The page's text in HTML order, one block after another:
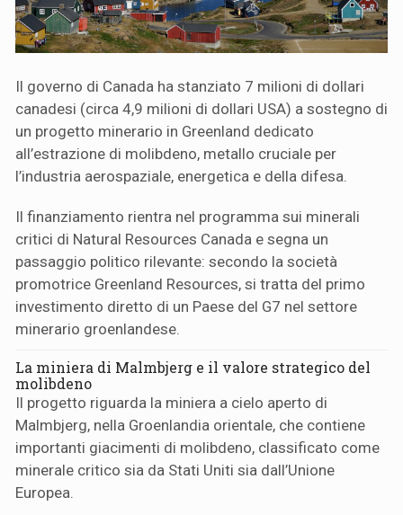
Il governo di Canada ha stanziato 7 milioni di dollari
canadesi (circa 4,9 milioni di dollari USA) a sostegno di
un progetto minerario in Greenland dedicato
all’estrazione di molibdeno, metallo cruciale per
l’industria aerospaziale, energetica e della difesa.
Il finanziamento rientra nel programma sui minerali
critici di Natural Resources Canada e segna un
passaggio politico rilevante: secondo la società
promotrice Greenland Resources, si tratta del primo
investimento diretto di un Paese del G7 nel settore
minerario groenlandese.
La miniera di Malmbjerg e il valore strategico del
molibdeno
Il progetto riguarda la miniera a cielo aperto di
Malmbjerg, nella Groenlandia orientale, che contiene
importanti giacimenti di molibdeno, classificato come
minerale critico sia da Stati Uniti sia dall’Unione
Europea.